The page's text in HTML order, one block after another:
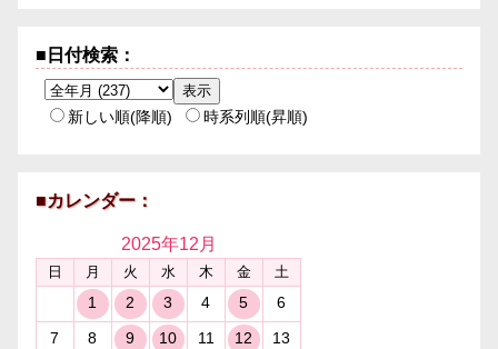
■日付検索：
新しい順(降順) 時系列順(昇順)
■カレンダー：
2025年12月
日 月 火 水 木 金 土
1 2 3 4 5
6
7
8 9 10 11 12
13